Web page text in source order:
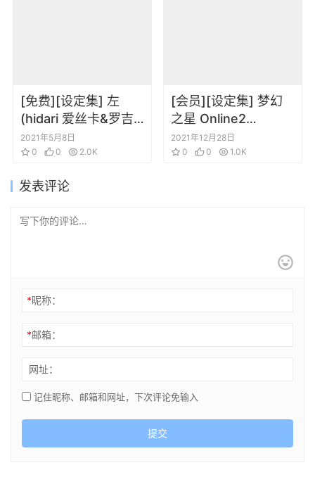
[免费][设定集] 左
(hidari 爱丝卡&罗吉
的炼金工房～黄昏天
空之炼金术士～ 特典
2021年5月8日
0
0 2.0K
[会员][设定集] 梦幻
之星 Online2
EPISODE1&2 角色道
具章节设定资料原画
2021年12月28日
0
0 1.0K
发表评论
*昵称：
*邮箱：
网址：
记住昵称、邮箱和网址，下次评论免输入
提交